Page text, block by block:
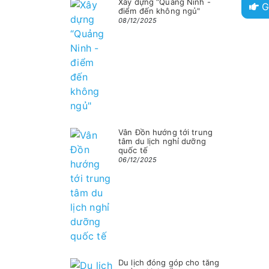
điểm đến không ngủ"
08/12/2025
Vân Đồn hướng tới trung
tâm du lịch nghỉ dưỡng
quốc tế
06/12/2025
Du lịch đóng góp cho tăng